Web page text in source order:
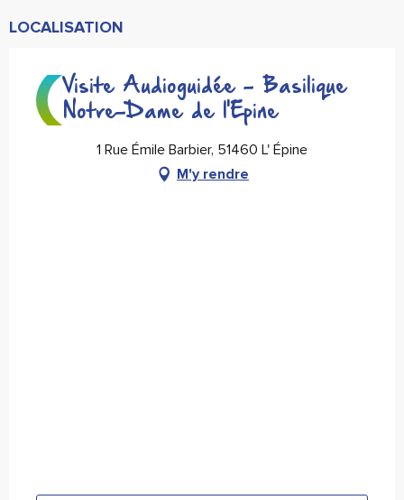
LOCALISATION
Visite Audioguidée - Basilique
Notre-Dame de l'Epine
1 Rue Émile Barbier, 51460 L' Épine
M'y rendre